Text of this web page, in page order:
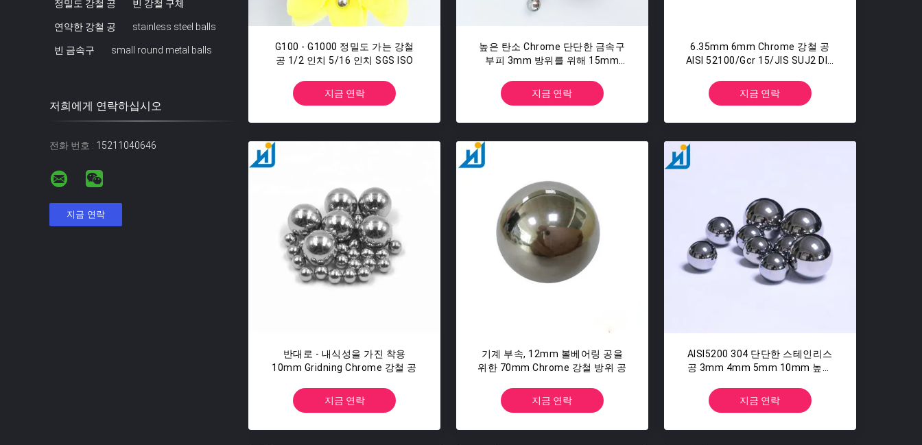
정밀도 강철 공 빈 강철 구체
연약한 강철 공 stainless steel balls
빈 금속구 small round metal balls
저희에게 연락하십시오
전화 번호 : 15211040646
G100 - G1000 정밀도 가는 강철
공 1/2 인치 5/16 인치 SGS ISO
지금 연락
높은 탄소 Chrome 단단한 금속구
부피 3mm 방위를 위해 15mm
지금 연락
6.35mm 6mm Chrome 강철 공
AISI 52100/Gcr 15/JIS SUJ2 DIN
지금 연락
반대로 - 내식성을 가진 착용
10mm Gridning Chrome 강철 공
지금 연락
기계 부속, 12mm 볼베어링 공을
위한 70mm Chrome 강철 방위 공
지금 연락
AISI5200 304 단단한 스테인리스
공 3mm 4mm 5mm 10mm 높은
지금 연락